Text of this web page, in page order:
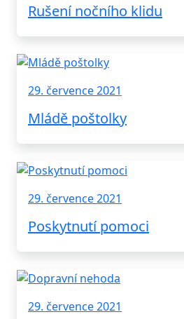
Rušení nočního klidu
29. července 2021
Mládě poštolky
29. července 2021
Poskytnutí pomoci
29. července 2021